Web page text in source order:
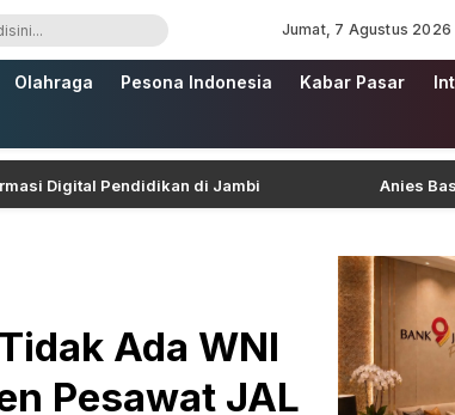
Jumat, 7 Agustus 2026
Olahraga Pesona Indonesia Kabar Pasar
Pendidikan di Jambi Anies
Ada WNI
Pesawat JAL